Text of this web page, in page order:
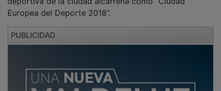
Europea del Deporte 2018”.